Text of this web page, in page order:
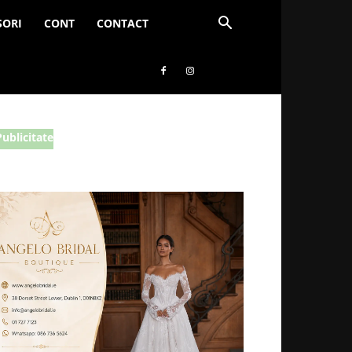
CONT CONTACT